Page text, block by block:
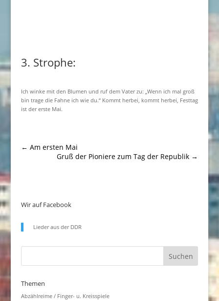
3. Strophe:
Ich winke mit den Blumen und ruf dem Vater zu: „Wenn ich mal groß
bin trage die Fahne ich wie du.“ Kommt herbei, kommt herbei, Festtag
ist der erste Mai.
← Am ersten Mai
Gruß der Pioniere zum Tag der Republik →
Wir auf Facebook
Lieder aus der DDR
Themen
Abzählreime / Finger- u. Kreisspiele